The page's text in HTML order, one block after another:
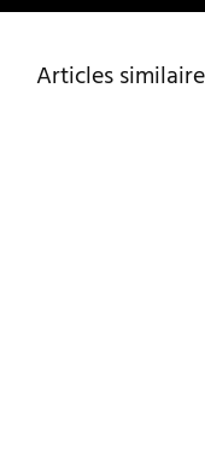
Articles